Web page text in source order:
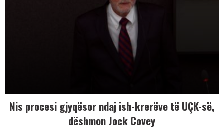
Nis procesi gjyqësor ndaj ish-krerëve të UÇK-së,
dëshmon Jock Covey